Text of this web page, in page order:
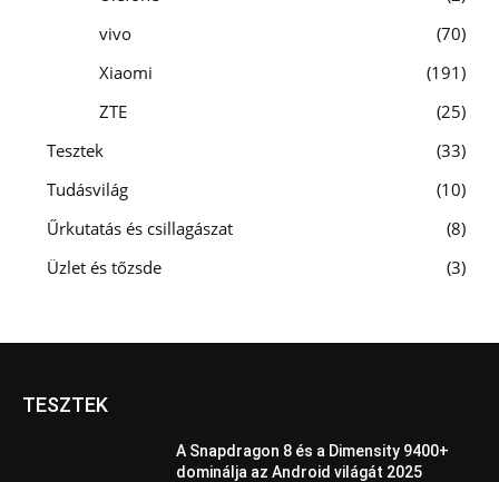
vivo
70
Xiaomi
191
ZTE
25
Tesztek
33
Tudásvilág
10
Űrkutatás és csillagászat
8
Üzlet és tőzsde
3
TESZTEK
A Snapdragon 8 és a Dimensity 9400+
dominálja az Android világát 2025